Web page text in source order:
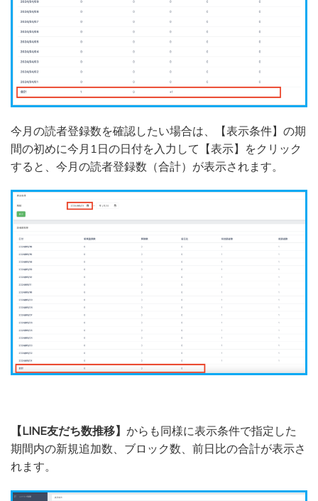
今月の読者登録数を確認したい場合は、【表示条件】の期
間の初めに今月1日の日付を入力して【表示】をクリック
すると、今月の読者登録数（合計）が表示されます。
【LINE友だち数推移】 からも同様に表示条件で指定した
期間内の新規追加数、ブロック数、前日比の合計が表示さ
れます。